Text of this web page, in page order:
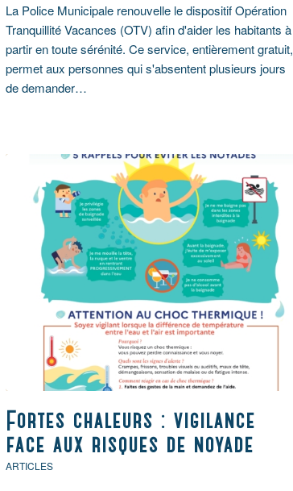
La Police Municipale renouvelle le dispositif Opération
Tranquillité Vacances (OTV) afin d'aider les habitants à
partir en toute sérénité. Ce service, entièrement gratuit,
permet aux personnes qui s'absentent plusieurs jours
de demander…
Fortes chaleurs : vigilance
face aux risques de noyade
ARTICLES